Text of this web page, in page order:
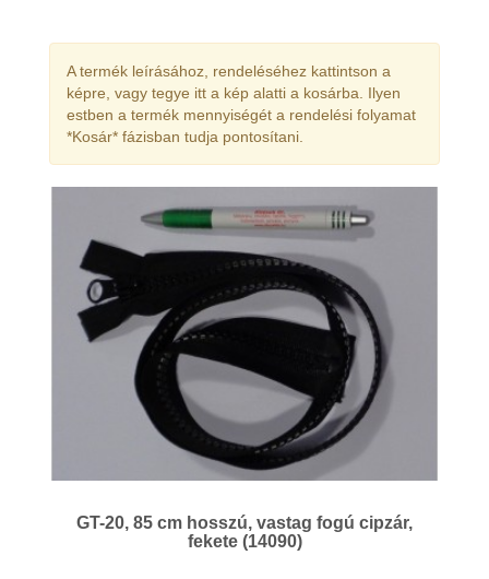
A termék leírásához, rendeléséhez kattintson a
képre, vagy tegye itt a kép alatti a kosárba. Ilyen
estben a termék mennyiségét a rendelési folyamat
*Kosár* fázisban tudja pontosítani.
GT-20, 85 cm hosszú, vastag fogú cipzár,
fekete (14090)